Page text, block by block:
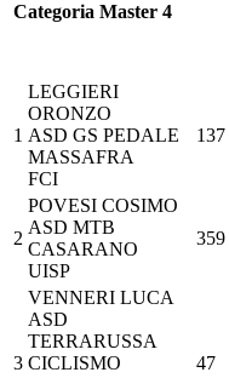
Categoria Master 4
1
LEGGIERI
ORONZO
ASD GS PEDALE
MASSAFRA
FCI
137
2
POVESI COSIMO
ASD MTB
CASARANO
UISP
359
3
VENNERI LUCA
ASD
TERRARUSSA
CICLISMO
47